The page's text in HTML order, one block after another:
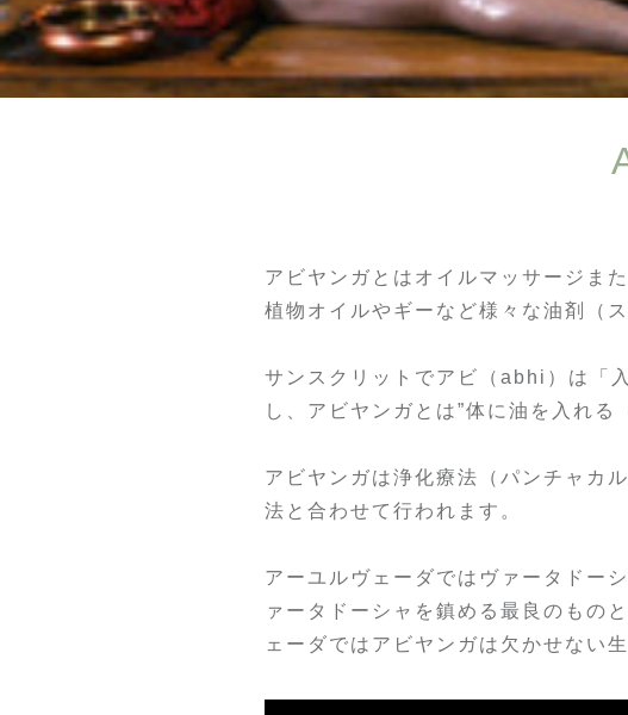
アビヤンガとはオイルマッサージま
植物オイルやギーなど様々な油剤（
サンスクリットでアビ（abhi）は「
し、アビヤンガとは”体に油を入れる
アビヤンガは浄化療法（パンチャカ
法と合わせて行われます。
アーユルヴェーダではヴァータドー
ァータドーシャを鎮める最良のもの
ェーダではアビヤンガは欠かせない